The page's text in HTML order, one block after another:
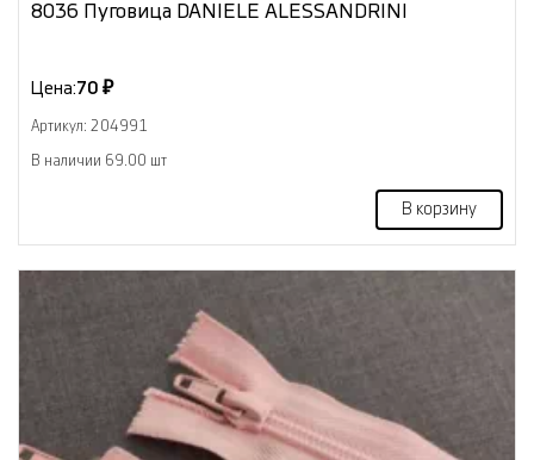
8036 Пуговица DANIELE ALESSANDRINI
Цена:70 ₽
Артикул: 204991
В наличии 69.00 шт
В корзину